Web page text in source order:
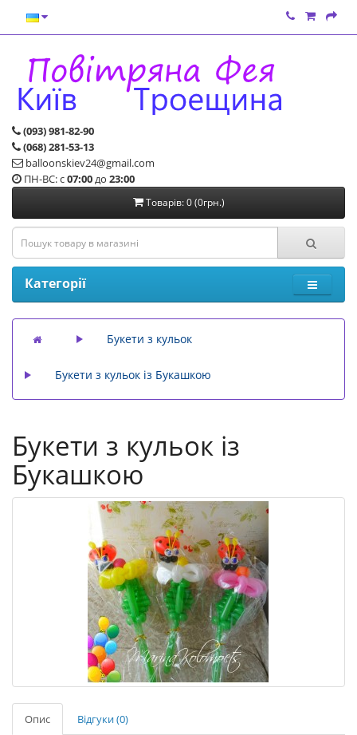
(093) 981-82-90
(068) 281-53-13
balloonskiev24@gmail.com
ПН-ВС: с07:00до 23:00
Товарів: 0 (0грн.)
Категорії
Букети з кульок
Букети з кульок із Букашкою
Букети з кульок із
Букашкою
Опис Відгуки (0)